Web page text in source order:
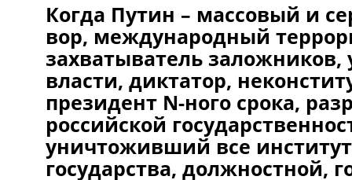
Когда Путин – массовый и
вор, международный
захватыватель заложников,
власти, диктатор,
президент N-ного срока,
российской
уничтоживший все
государства, должностной,